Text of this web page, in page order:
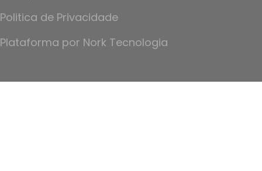
Politica de Privacidade
Plataforma por Nork Tecnologia